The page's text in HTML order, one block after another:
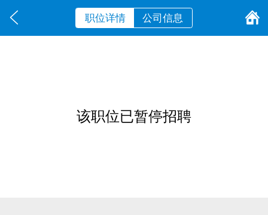
职位详情 公司信息
该职位已暂停招聘